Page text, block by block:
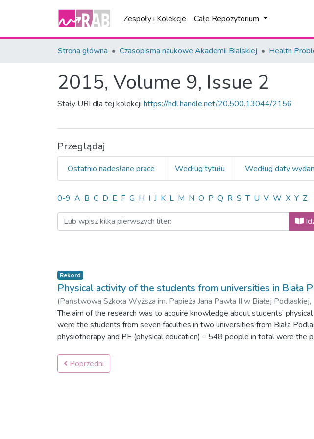
Zespoły i Kolekcje Całe Repozytorium
Strona główna Czasopisma naukowe Akademii Bialskiej Health
2015, Volume 9, Issue 2
Stały URI dla tej kolekcji https://hdl.handle.net/20.500.13044/2156
Przeglądaj
Ostatnio nadesłane prace Według tytułu Według daty
Przeglądanie 2015, Volume 9, Issue 2
0-9 A B C D E F G H I J K L M N O P Q R S T U V W X Y Z
Rekord
Physical activity of the students from universities in Biała
(Państwowa Szkoła Wyższa im. Papieża Jana Pawła II w Białej Podlaskiej,
The aim of the research was to acquire knowledge about students’
were the students from seven faculties in two universities from Biała
physiotherapy and PE (physical education) – 548 people in total were the
and importance of physical activities in the participants’ lives. Students
contrast to students from other faculties. More attention should be paid
Poprzedni